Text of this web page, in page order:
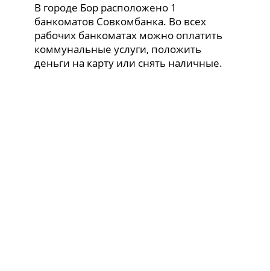
В городе Бор расположено 1
банкоматов Совкомбанка. Во всех
рабочих банкоматах можно оплатить
коммунальные услуги, положить
деньги на карту или снять наличные.